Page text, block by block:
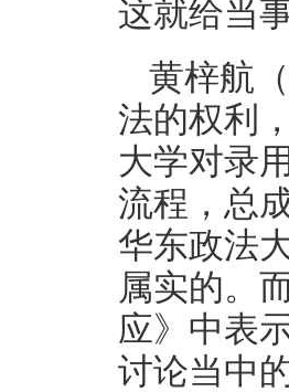
这就给当
黄梓航
法的权利
大学对录
流程，总
华东政法
属实的。
应》中表
讨论当中